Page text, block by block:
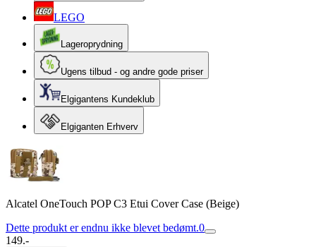
LEGO
Lageroprydning
Ugens tilbud - og andre gode priser
Elgigantens Kundeklub
Elgiganten Erhverv
Alcatel OneTouch POP C3 Etui Cover Case (Beige)
Dette produkt er endnu ikke blevet bedømt.0
149.-